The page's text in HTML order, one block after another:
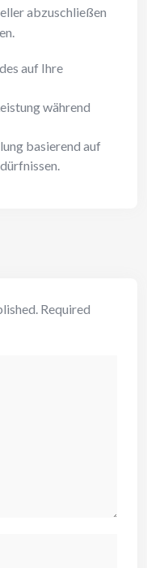
abzuschließen
auf Ihre
während
basierend auf
Required